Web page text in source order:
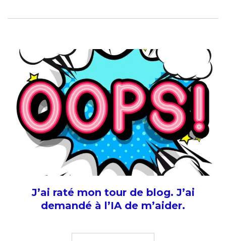
J’ai raté mon tour de blog. J’ai
demandé à l’IA de m’aider.